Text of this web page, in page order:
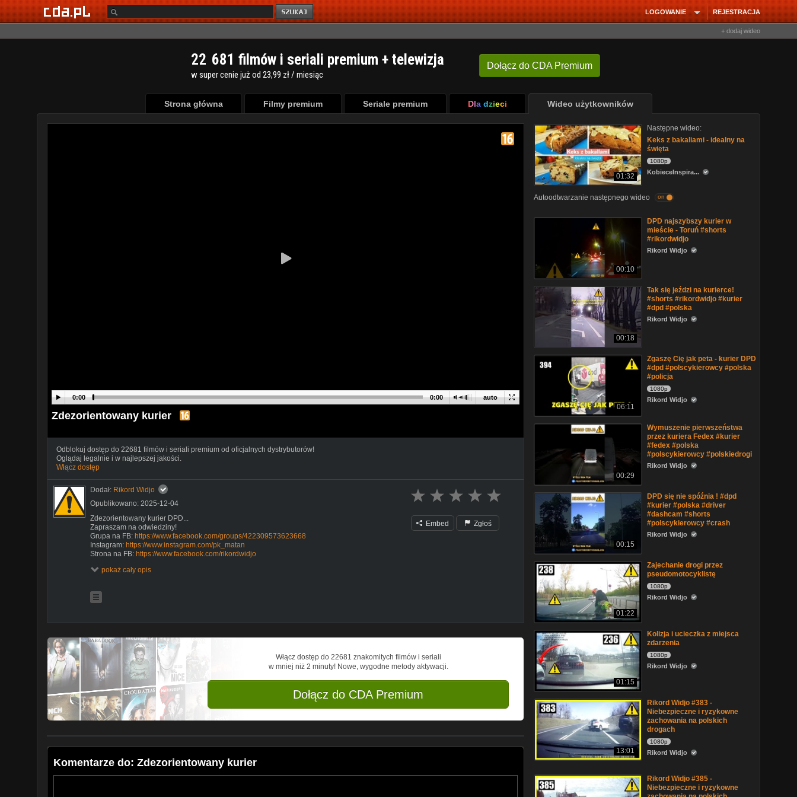
REJESTRACJA
LOGOWANIE
+ dodaj wideo
Dołącz do CDA Premium
22 681 filmów i seriali premium + telewizja
w super cenie już od 23,99 zł / miesiąc
Strona główna Filmy premium Seriale premium Dla dzieci Wideo użytkowników
auto
0:00 0:00
Zdezorientowany kurier
Odblokuj dostęp do 22681 filmów i seriali premium od oficjalnych dystrybutorów!
Oglądaj legalnie i w najlepszej jakości.
Włącz dostęp
Dodał: Rikord Widjo
Opublikowano: 2025-12-04
Zdezorientowany kurier DPD...
Zapraszam na odwiedziny!
Grupa na FB: https://www.facebook.com/groups/422309573623668
Instagram: https://www.instagram.com/pk_matan
Strona na FB: https://www.facebook.com/rikordwidjo
https://mubi.pl/id-AJX70F
#polscykierowcy #kierowcy #rikordwidjo
pokaż cały opis
Embed Zgłoś
Włącz dostęp do 22681 znakomitych filmów i seriali
w mniej niż 2 minuty! Nowe, wygodne metody aktywacji.
Dołącz do CDA Premium
Komentarze do: Zdezorientowany kurier
01:32
Następne wideo:
Keks z bakaliami - idealny na
święta
1080p
KobieceInspira...
Autoodtwarzanie następnego wideo on
00:10
DPD najszybszy kurier w
mieście - Toruń #shorts
#rikordwidjo
Rikord Widjo
00:18
Tak się jeździ na kurierce!
#shorts #rikordwidjo #kurier
#dpd #polska
Rikord Widjo
06:11
Zgaszę Cię jak peta - kurier DPD
#dpd #polscykierowcy #polska
#policja
1080p
Rikord Widjo
00:29
Wymuszenie pierwszeństwa
przez kuriera Fedex #kurier
#fedex #polska
#polscykierowcy #polskiedrogi
Rikord Widjo
00:15
DPD się nie spóźnia ! #dpd
#kurier #polska #driver
#dashcam #shorts
#polscykierowcy #crash
Rikord Widjo
01:22
Zajechanie drogi przez
pseudomotocyklistę
1080p
Rikord Widjo
01:15
Kolizja i ucieczka z miejsca
zdarzenia
1080p
Rikord Widjo
13:01
Rikord Widjo #383 -
Niebezpieczne i ryzykowne
zachowania na polskich
drogach
1080p
Rikord Widjo
Rikord Widjo #385 -
Niebezpieczne i ryzykowne